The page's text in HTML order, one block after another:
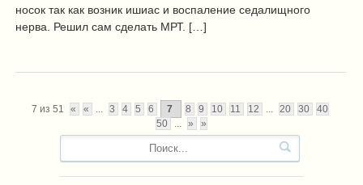
носок так как возник ишиас и воспаление седалищного
нерва. Решил сам сделать МРТ. […]
7 из 51 « « 3 4 5 6 7 8 9 10 11 12 20 30
40
50
» »